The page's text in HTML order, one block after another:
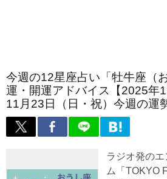
今週の12星座占い「牡牛座（
運・開運アドバイス【2025年
11月23日（日・祝）今週の運
ラジオ発の
ム「TOKYO